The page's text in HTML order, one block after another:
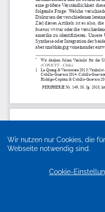
Wir nutzen nur Cookies, die
Webseite notwendig sind.
Cookie-